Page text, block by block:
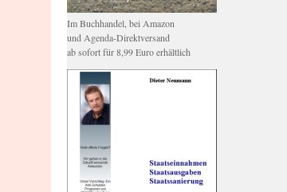
Im Buchhandel, bei Amazon
und Agenda-Direktversand
ab sofort für 8,99 Euro erhältlich